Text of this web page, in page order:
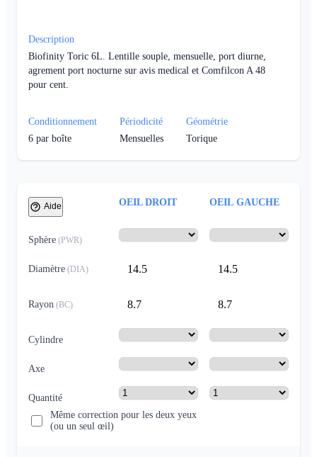
Description
Biofinity Toric 6L. Lentille souple, mensuelle, port diurne,
agrement port nocturne sur avis medical et Comfilcon A 48
pour cent.
Conditionnement
6 par boîte
Périodicité
Mensuelles
Géométrie
Torique
Aide OEIL DROIT OEIL GAUCHE
Sphère (PWR)
Diamètre (DIA) 14.5 14.5
Rayon (BC) 8.7 8.7
Cylindre
Axe
Quantité
Même correction pour les deux yeux
(ou un seul œil)